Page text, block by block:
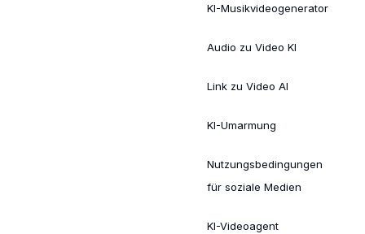
KI-Musikvideogenerator
Audio zu Video KI
Link zu Video AI
KI-Umarmung
Nutzungsbedingungen
für soziale Medien
KI-Videoagent